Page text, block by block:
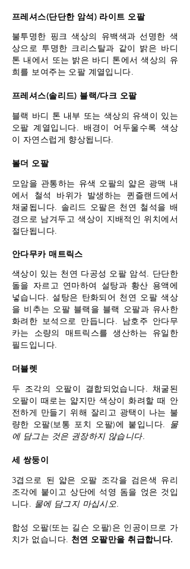
프레셔스(단단한 암석) 라이트 오팔
불투명한 핑크 색상의 유백색과 선명한 색
상으로 투명한 크리스탈과 같이 밝은 바디
톤 내에서 또는 밝은 바디 톤에서 색상의 유
희를 보여주는 오팔 계열입니다.
프레셔스(솔리드) 블랙/다크 오팔
블랙 바디 톤 내부 또는 색상의 유색이 있는
오팔 계열입니다. 배경이 어두울수록 색상
이 자연스럽게 향상됩니다.
볼더 오팔
모암을 관통하는 유색 오팔의 얇은 광맥 내
에서 철석 바위가 발생하는 퀸즐랜드에서
채굴됩니다. 솔리드 오팔은 천연 철석을 배
경으로 남겨두고 색상이 지배적인 위치에서
절단됩니다.
안다무카 매트릭스
색상이 있는 천연 다공성 오팔 암석. 단단한
돌을 자르고 연마하여 설탕과 황산 용액에
넣습니다. 설탕은 탄화되어 천연 오팔 색상
을 비추는 오팔 블랙을 블랙 오팔과 유사한
화려한 보석으로 만듭니다. 남호주 안다무
카는 소량의 매트릭스를 생산하는 유일한
필드입니다.
더블렛
두 조각의 오팔이 결합되었습니다. 채굴된
오팔이 때로는 얇지만 색상이 화려할 때 안
전하게 만들기 위해 잘리고 광택이 나는 불
량한 오팔(보통 포치 오팔)에 붙입니다.
물
에 담그는 것은 권장하지 않습니다.
세 쌍둥이
3겹으로 된 얇은 오팔 조각을 검은색 유리
조각에 붙이고 상단에 석영 돔을 얹은 것입
니다. 물에 담그지 마십시오.
합성 오팔(또는 길슨 오팔)은 인공이므로 가
치가 없습니다. 천연 오팔만을 취급합니다.